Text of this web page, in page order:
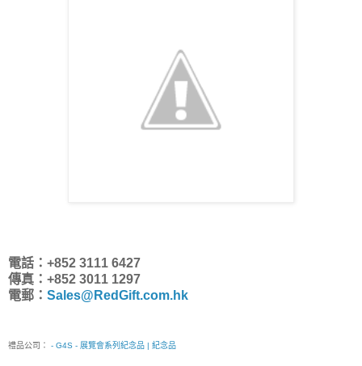
電話：+852 3111 6427
傳真：+852 3011 1297
電郵： Sales@RedGift.com.hk
禮品公司： - G4S - 展覽會系列紀念品 | 紀念品